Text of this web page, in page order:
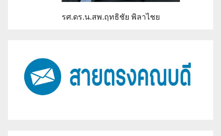
รศ.ดร.น.สพ.ฤทธิชัย พิลาไชย